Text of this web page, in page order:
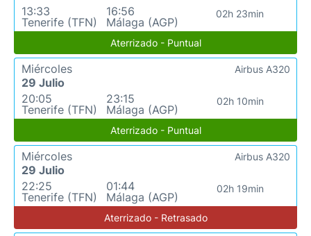
13:33
Tenerife (TFN)
16:56
Málaga (AGP)
02h 23min
Aterrizado - Puntual
Miércoles
29 Julio
20:05
Tenerife (TFN)
23:15
Málaga (AGP)
02h 10min
Airbus A320
Aterrizado - Puntual
Miércoles
29 Julio
22:25
Tenerife (TFN)
01:44
Málaga (AGP)
02h 19min
Airbus A320
Aterrizado - Retrasado